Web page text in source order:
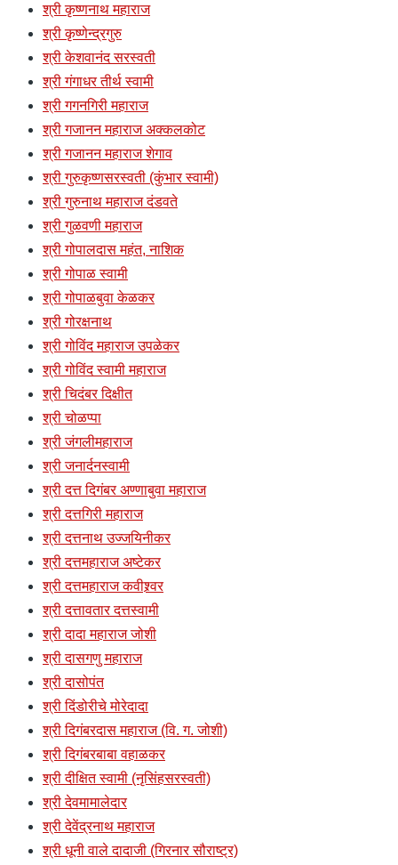
श्री कृष्णनाथ महाराज
श्री कृष्णेन्द्रगुरु
श्री केशवानंद सरस्वती
श्री गंगाधर तीर्थ स्वामी
श्री गगनगिरी महाराज
श्री गजानन महाराज अक्कलकोट
श्री गजानन महाराज शेगाव
श्री गुरुकृष्णसरस्वती (कुंभार स्वामी)
श्री गुरुनाथ महाराज दंडवते
श्री गुळवणी महाराज
श्री गोपालदास महंत, नाशिक
श्री गोपाळ स्वामी
श्री गोपाळबुवा केळकर
श्री गोरक्षनाथ
श्री गोविंद महाराज उपळेकर
श्री गोविंद स्वामी महाराज
श्री चिदंबर दिक्षीत
श्री चोळप्पा
श्री जंगलीमहाराज
श्री जनार्दनस्वामी
श्री दत्त दिगंबर अण्णाबुवा महाराज
श्री दत्तगिरी महाराज
श्री दत्तनाथ उज्जयिनीकर
श्री दत्तमहाराज अष्टेकर
श्री दत्तमहाराज कवीश्र्वर
श्री दत्तावतार दत्तस्वामी
श्री दादा महाराज जोशी
श्री दासगणु महाराज
श्री दासोपंत
श्री दिंडोरीचे मोरेदादा
श्री दिगंबरदास महाराज (वि. ग. जोशी)
श्री दिगंबरबाबा वहाळकर
श्री दीक्षित स्वामी (नृसिंहसरस्वती)
श्री देवमामालेदार
श्री देवेंद्रनाथ महाराज
श्री धूनी वाले दादाजी (गिरनार सौराष्ट्र)